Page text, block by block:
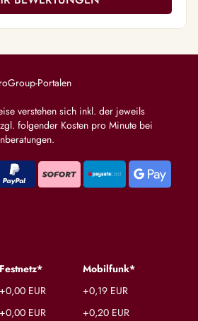
Portalen
verstehen sich inkl. der jeweils
folgender Kosten pro Minute bei
Festnetz*
Mobilfunk*
+0,00 EUR
+0,19 EUR
+0,00 EUR
+0,20 EUR